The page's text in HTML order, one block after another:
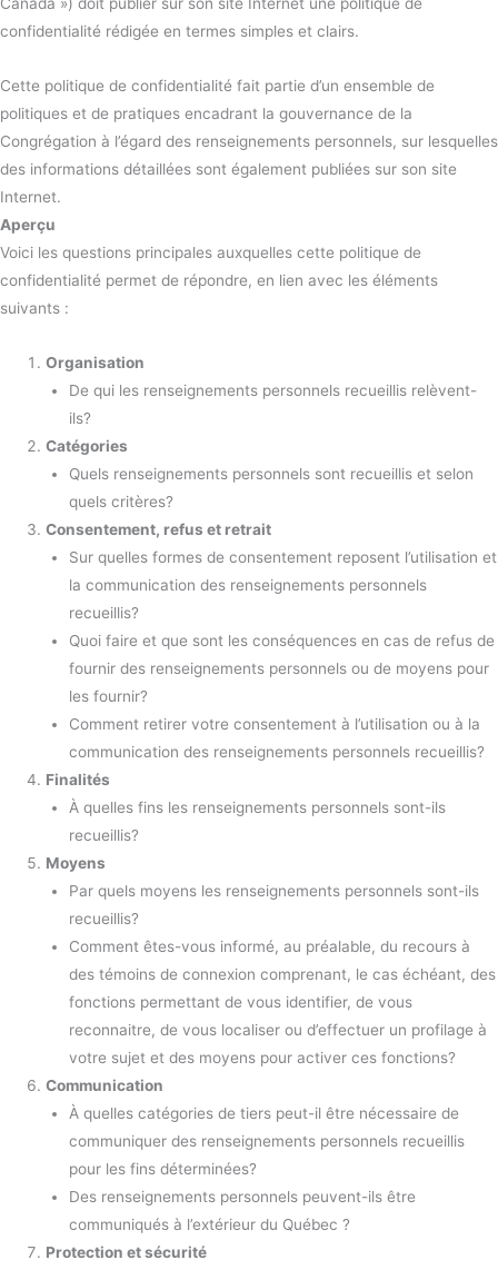
Canada ») doit publier sur son site Internet une politique de
confidentialité rédigée en termes simples et clairs.
Cette politique de confidentialité fait partie d’un ensemble de
politiques et de pratiques encadrant la gouvernance de la
Congrégation à l’égard des renseignements personnels, sur lesquelles
des informations détaillées sont également publiées sur son site
Internet.
Aperçu
Voici les questions principales auxquelles cette politique de
confidentialité permet de répondre, en lien avec les éléments
suivants :
Organisation
De qui les renseignements personnels recueillis relèvent-
ils?
Catégories
Quels renseignements personnels sont recueillis et selon
quels critères?
Consentement, refus et retrait
Sur quelles formes de consentement reposent l’utilisation et
la communication des renseignements personnels
recueillis?
Quoi faire et que sont les conséquences en cas de refus de
fournir des renseignements personnels ou de moyens pour
les fournir?
Comment retirer votre consentement à l’utilisation ou à la
communication des renseignements personnels recueillis?
Finalités
À quelles fins les renseignements personnels sont-ils
recueillis?
Moyens
Par quels moyens les renseignements personnels sont-ils
recueillis?
Comment êtes-vous informé, au préalable, du recours à
des témoins de connexion comprenant, le cas échéant, des
fonctions permettant de vous identifier, de vous
reconnaitre, de vous localiser ou d’effectuer un profilage à
votre sujet et des moyens pour activer ces fonctions?
Communication
À quelles catégories de tiers peut-il être nécessaire de
communiquer des renseignements personnels recueillis
pour les fins déterminées?
Des renseignements personnels peuvent-ils être
communiqués à l’extérieur du Québec ?
Protection et sécurité